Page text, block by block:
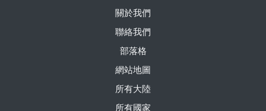
關於我們
聯絡我們
部落格
網站地圖
所有大陸
所有國家